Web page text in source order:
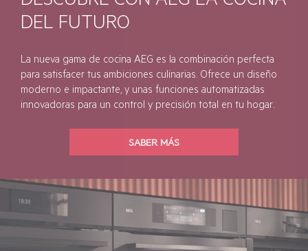
DESCUBRE CON AEG LA COCINA
La nueva gama de cocina AEG es la combinación perfecta
para satisfacer tus ambiciones culinarias. Ofrece un diseño
moderno e impactante, y unas funciones automatizadas